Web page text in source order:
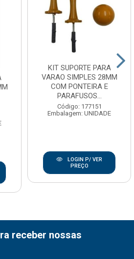
KIT SUPORTE PARA
VARAO SIMPLES 28MM
COM PONTEIRA E
PARAFUSOS...
Código: 177151
Embalagem: UNIDADE
LOGIN P/ VER
PREÇO
receber nossas